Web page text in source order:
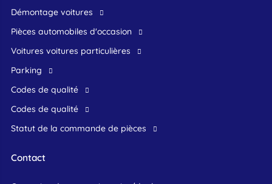
Démontage voitures
Pièces automobiles d'occasion
voitures voitures particulières
Parking
Codes de qualité
Codes de qualité
Statut de la commande de pièces
Contact